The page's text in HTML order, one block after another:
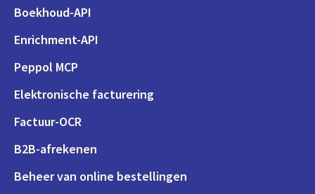
Boekhoud-API
Enrichment-API
Peppol MCP
Elektronische facturering
Factuur-OCR
B2B-afrekenen
Beheer van online bestellingen